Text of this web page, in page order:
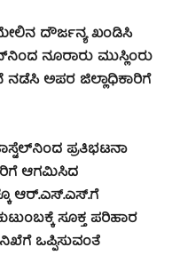
ದೌರ್ಜನ್ಯ ಖಂಡಿಸಿ
ನೂರಾರು ಮುಸ್ಲಿಂರು
ಅಪರ ಜಿಲ್ಲಾಧಿಕಾರಿಗೆ
ಪ್ರತಿಭಟನಾ
ಆಗಮಿಸಿದ
ಆರ್.ಎಸ್.ಎಸ್.ಗೆ
ಸೂಕ್ತ ಪರಿಹಾರ
ಒಪ್ಪಿಸುವಂತೆ